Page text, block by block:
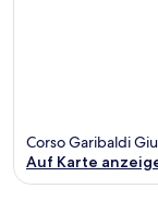
Corso Garibaldi
Auf Karte